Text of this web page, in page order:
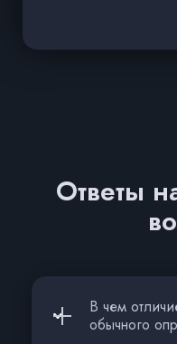
Ответы
В чем
обычного